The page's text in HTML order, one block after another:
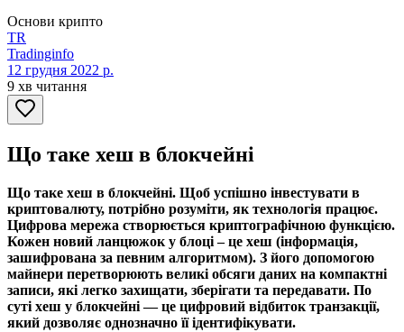
Основи крипто
TR
Tradinginfo
12 грудня 2022 р.
9 хв читання
Що таке хеш в блокчейні
Що таке хеш в блокчейні. Щоб успішно інвестувати в
криптовалюту, потрібно розуміти, як технологія працює.
Цифрова мережа створюється криптографічною функцією.
Кожен новий ланцюжок у блоці – це хеш (інформація,
зашифрована за певним алгоритмом). З його допомогою
майнери перетворюють великі обсяги даних на компактні
записи, які легко захищати, зберігати та передавати. По
суті хеш у блокчейні — це цифровий відбиток транзакції,
який дозволяє однозначно її ідентифікувати.